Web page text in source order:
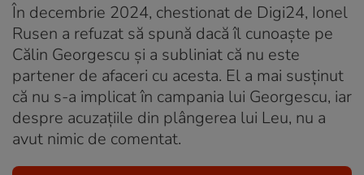
În decembrie 2024, chestionat de Digi24, Ionel
Rusen a refuzat să spună dacă îl cunoaște pe
Călin Georgescu și a subliniat că nu este
partener de afaceri cu acesta. El a mai susținut
că nu s-a implicat în campania lui Georgescu, iar
despre acuzațiile din plângerea lui Leu, nu a
avut nimic de comentat.